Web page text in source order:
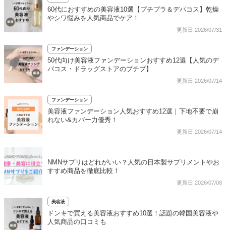
60代におすすめの美容液10選【プチプラ＆デパコス】乾燥
やシワ悩みを人気商品でケア！
更新日:2026/07/31
ファンデーション
50代向け美容液ファンデーションおすすめ12選【人気のデ
パコス・ドラッグストアのプチプ】
更新日:2026/07/14
ファンデーション
美容液ファンデーション人気おすすめ12選｜下地不要で崩
れない&カバー力優秀！
更新日:2026/07/14
NMNサプリはどれがいい？人気の日本製サプリメントやお
すすめ商品を徹底比較！
更新日:2026/07/08
美容液
ドンキで買える美容液おすすめ10選！話題の韓国美容液や
人気商品の口コミも